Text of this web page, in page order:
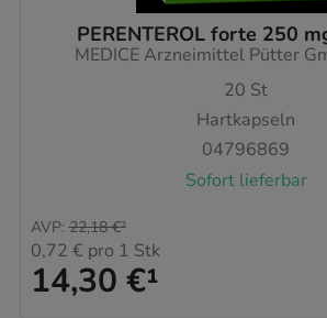
PERENTEROL forte 250
MEDICE Arzneimittel Pütter
20 St
Hartkapseln
04796869
Sofort lieferbar
14,30 €¹
AVP: 22,18 €²
0,72 € pro 1 Stk